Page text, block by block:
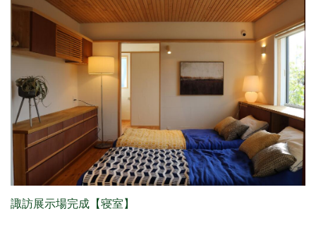
諏訪展示場完成【寝室】